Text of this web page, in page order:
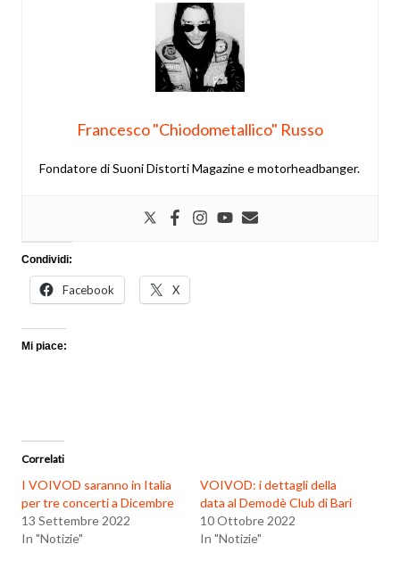
Francesco "Chiodometallico" Russo
Fondatore di Suoni Distorti Magazine e motorheadbanger.
Condividi:
Facebook X
Mi piace:
Correlati
I VOIVOD saranno in Italia
per tre concerti a Dicembre
13 Settembre 2022
In "Notizie"
VOIVOD: i dettagli della
data al Demodè Club di Bari
10 Ottobre 2022
In "Notizie"